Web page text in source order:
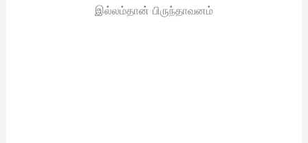
இல்லம்தான் பிருந்தாவனம்